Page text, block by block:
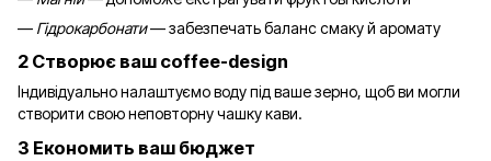
— Гідрокарбонати— забезпечать баланс смаку й аромату
2 Створює ваш coffee-design
Індивідуально налаштуємо воду під ваше зерно, щоб ви могли
створити свою неповторну чашку кави.
3 Економить ваш бюджет